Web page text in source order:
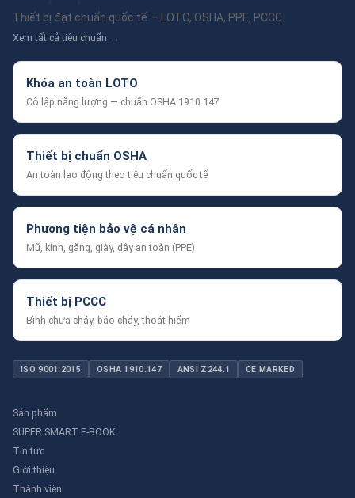
Thiết bị đạt chuẩn quốc tế — LOTO, OSHA, PPE, PCCC.
Xem tất cả tiêu chuẩn →
Khóa an toàn LOTO
Cô lập năng lượng — chuẩn OSHA 1910.147
Thiết bị chuẩn OSHA
An toàn lao động theo tiêu chuẩn quốc tế
Phương tiện bảo vệ cá nhân
Mũ, kính, găng, giày, dây an toàn (PPE)
Thiết bị PCCC
Bình chữa cháy, báo cháy, thoát hiểm
ISO 9001:2015 OSHA 1910.147 ANSI Z244.1 CE MARKED
Sản phẩm
SUPER SMART E-BOOK
Tin tức
Giới thiệu
Thành viên